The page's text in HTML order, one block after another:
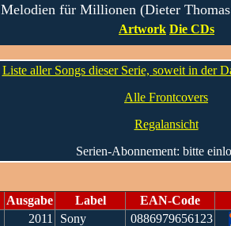
Melodien für Millionen (Dieter
Artwork Die CDs
Liste aller Songs dieser Serie, soweit in der
Alle Frontcovers
Regalansicht
Serien-Abonnement: bitte
Ausgabe Label EAN-Code
2011 Sony 0886979656123